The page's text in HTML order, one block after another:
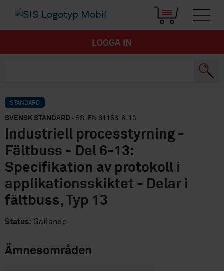
LOGGA IN
STANDARD
SVENSK STANDARD · SS-EN 61158-6-13
Industriell processtyrning -
Fältbuss - Del 6-13:
Specifikation av protokoll i
applikationsskiktet - Delar i
fältbuss, Typ 13
Status: Gällande
Ämnesområden